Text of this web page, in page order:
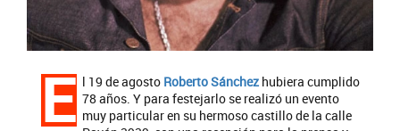
E l 19 de agosto Roberto Sánchez hubiera cumplido
78 años. Y para festejarlo se realizó un evento
muy particular en su hermoso castillo de la calle